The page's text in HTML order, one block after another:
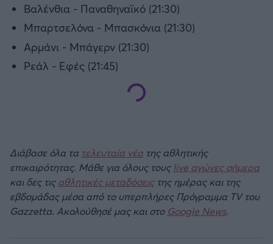
Βαλένθια - Παναθηναϊκό (21:30)
Μπαρτσελόνα - Μπασκόνια (21:30)
Αρμάνι - Μπάγερν (21:30)
Ρεάλ - Εφές (21:45)
Διάβασε όλα τα τελευταία νέα της αθλητικής
επικαιρότητας. Μάθε για όλους τουςlive αγώνες σήμερα
και δες τιςαθλητικές μεταδόσειςτης ημέρας και της
εβδομάδας μέσα από το υπερπλήρες Πρόγραμμα TV του
Gazzetta. Ακολούθησέ μας και στο Google News.